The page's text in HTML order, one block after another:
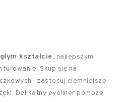
kształcie, najlepszym
Skup się na
i zastosuj ciemniejsze
Delikatny eyeliner pomoże